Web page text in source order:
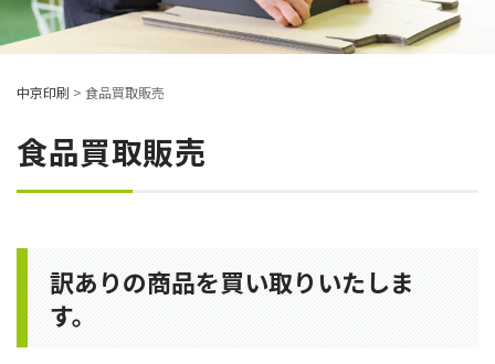
中京印刷 > 食品買取販売
食品買取販売
訳ありの商品を買い取りいたしま
す。